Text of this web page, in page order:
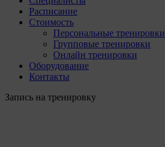
Расписание
Стоимость
Персональные тренировки
Групповые тренировки
Онлайн тренировки
Оборудование
Контакты
Запись на тренировку